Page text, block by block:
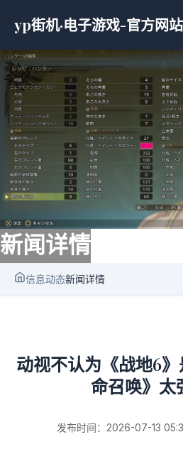
yp街机·电子游戏-官方网站
新闻详情
信息动态新闻详情
动视不认为《战地6
命召唤》太
发布时间：2026-07-13